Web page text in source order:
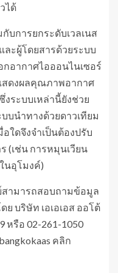
ได้
กับการยกระดับเวลเนส
ะผู้โดยสารด้วยระบบ
อากาศไอออนไนเซอร์
สดงผลคุณภาพอากาศ
ระบบเหล่านี้ยังช่วย
บนำทางด้วยดาวเทียม
ใดจึงจำเป็นต้องปรับ
(เช่น การหมุนเวียน
นอุโมงค์)
สามารถสอบถามข้อมูล
ย บริษัท เอเอเอส ออโต้
หรือ 02-261-1050
คลิก